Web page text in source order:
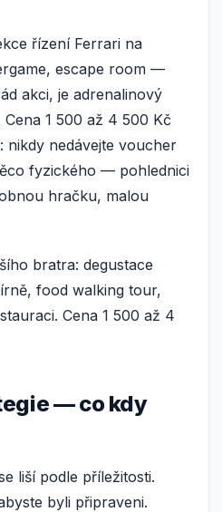
řízení Ferrari na
escape room —
akci, je adrenalinový
1 500 až 4 500 Kč
nikdy nedávejte voucher
fyzického — pohlednici
hračku, malou
bratra: degustace
food walking tour,
Cena 1 500 až 4
— co kdy
liší podle příležitosti.
byli připraveni.